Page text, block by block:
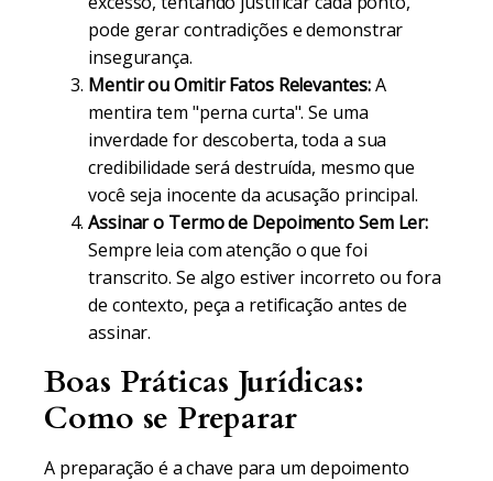
pode gerar contradições e demonstrar
insegurança.
Mentir ou Omitir Fatos Relevantes:A
mentira tem "perna curta". Se uma
inverdade for descoberta, toda a sua
credibilidade será destruída, mesmo que
você seja inocente da acusação principal.
Assinar o Termo de Depoimento Sem Ler:
Sempre leia com atenção o que foi
transcrito. Se algo estiver incorreto ou fora
de contexto, peça a retificação antes de
assinar.
Boas Práticas Jurídicas:
Como se Preparar
A preparação é a chave para um depoimento